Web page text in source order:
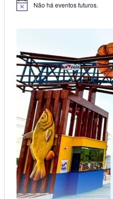
Notice Não há eventos futuros.